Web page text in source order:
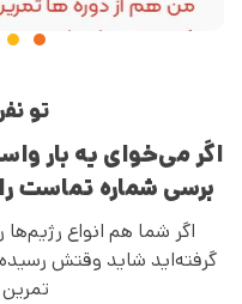
تو
اگر می‌خوای یه بار
برسی شماره تماست
اگر شما هم انواع
گرفته‌اید شاید وقتش رسیده